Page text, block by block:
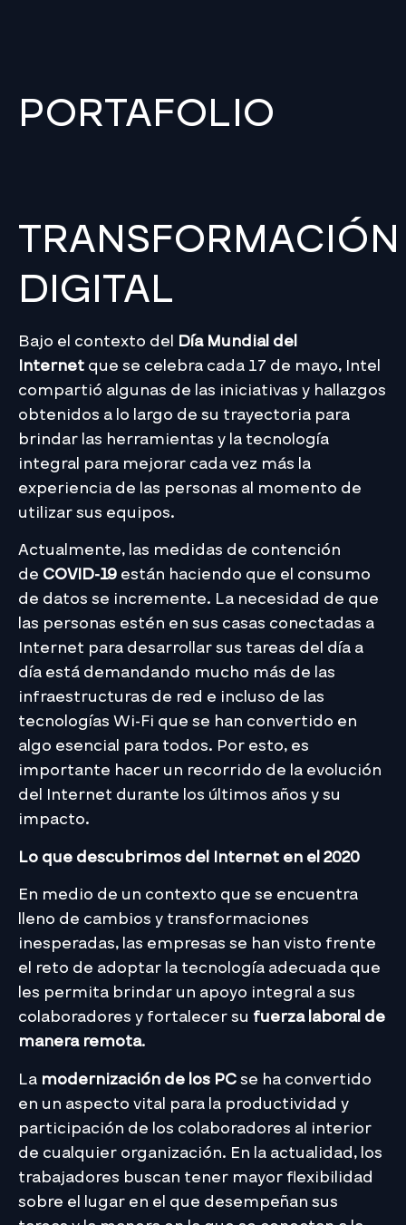
PORTAFOLIO
TRANSFORMACIÓN
DIGITAL
Bajo el contexto del Día Mundial del
Internet que se celebra cada 17 de mayo, Intel
compartió algunas de las iniciativas y hallazgos
obtenidos a lo largo de su trayectoria para
brindar las herramientas y la tecnología
integral para mejorar cada vez más la
experiencia de las personas al momento de
utilizar sus equipos.
Actualmente, las medidas de contención
de COVID-19 están haciendo que el consumo
de datos se incremente. La necesidad de que
las personas estén en sus casas conectadas a
Internet para desarrollar sus tareas del día a
día está demandando mucho más de las
infraestructuras de red e incluso de las
tecnologías Wi-Fi que se han convertido en
algo esencial para todos. Por esto, es
importante hacer un recorrido de la evolución
del Internet durante los últimos años y su
impacto.
Lo que descubrimos del Internet en el 2020
En medio de un contexto que se encuentra
lleno de cambios y transformaciones
inesperadas, las empresas se han visto frente
el reto de adoptar la tecnología adecuada que
les permita brindar un apoyo integral a sus
colaboradores y fortalecer su fuerza laboral de
manera remota.
La modernización de los PCse ha convertido
en un aspecto vital para la productividad y
participación de los colaboradores al interior
de cualquier organización. En la actualidad, los
trabajadores buscan tener mayor flexibilidad
sobre el lugar en el que desempeñan sus